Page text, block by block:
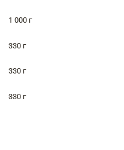
1 000 г
330 г
330 г
330 г